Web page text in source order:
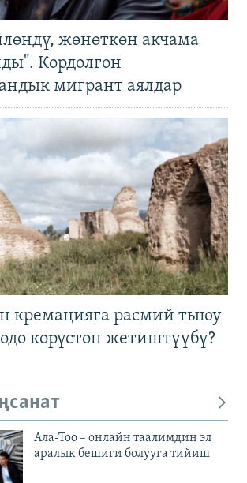
жөнөткөн акчама
Кордолгон
мигрант аялдар
кремацияга расмий тыюу
көрүстөн жетиштүүбү?
Ала-Тоо – онлайн таалимдин эл
аралык бешиги болууга тийиш